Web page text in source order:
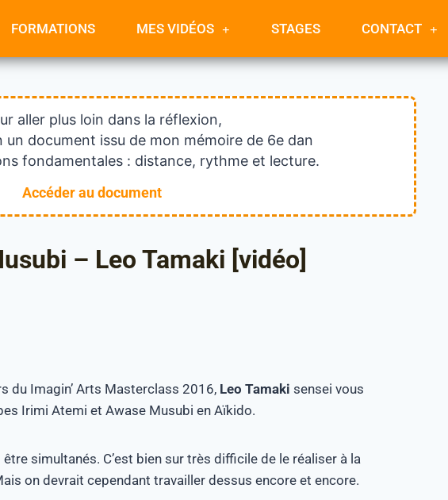
FORMATIONS MES VIDÉOS STAGES CONTACT
aller plus loin dans la réflexion,
un document issu de mon mémoire de 6e dan
fondamentales : distance, rythme et lecture.
Accéder au document
– Leo Tamaki [vidéo]
du Imagin’ Arts Masterclass 2016, Leo Tamaki sensei vous
Irimi Atemi et Awase Musubi en Aïkido.
simultanés. C’est bien sur très difficile de le réaliser à la
on devrait cependant travailler dessus encore et encore.